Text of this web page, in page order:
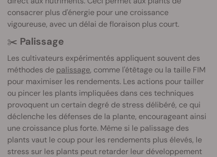
consacrer plus d'énergie pour une croissance
vigoureuse, avec un délai de floraison plus court.
✂️ Palissage
Les cultivateurs expérimentés appliquent souvent des
méthodes de palissage, comme l'étêtage ou la taille FIM
pour maximiser les rendements. Les actions pour tailler
ou pincer les plants impliquées dans ces techniques
provoquent un certain degré de stress délibéré, ce qui
déclenche les défenses de la plante, encourageant ainsi
une croissance plus forte. Même si le palissage des
plants vaut le coup pour les rendements plus élevés, le
stress sur les plants peut retarder leur développement